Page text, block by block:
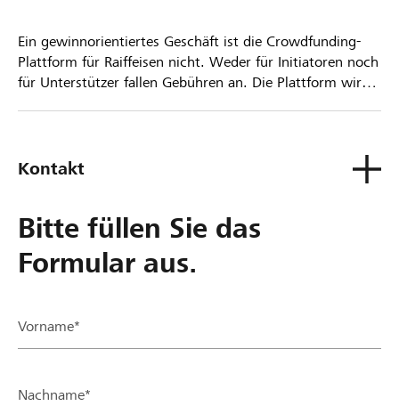
Ein gewinnorientiertes Geschäft ist die Crowdfunding-
Plattform für Raiffeisen nicht. Weder für Initiatoren noch
für Unterstützer fallen Gebühren an. Die Plattform wird
Kontakt
Bitte füllen Sie das
Formular aus.
Vorname*
Nachname*